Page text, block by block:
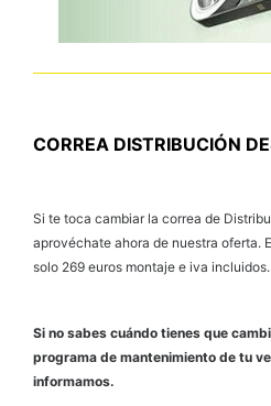
CORREA DISTRIBUCIÓN
Si te toca cambiar la correa de
aprovéchate ahora de nuestra oferta.
solo 269 euros montaje e iva incluidos.
Si no sabes cuándo tienes que
programa de mantenimiento de tu
informamos.